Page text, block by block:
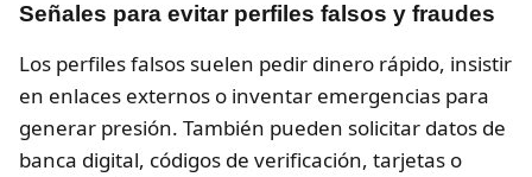
Señales para evitar perfiles falsos y fraudes
Los perfiles falsos suelen pedir dinero rápido, insistir
en enlaces externos o inventar emergencias para
generar presión. También pueden solicitar datos de
banca digital, códigos de verificación, tarjetas o